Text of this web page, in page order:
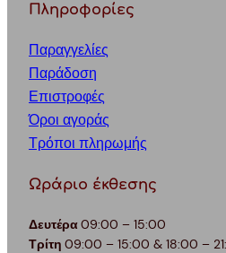
Πληροφορίες
Παραγγελίες
Παράδοση
Επιστροφές
Όροι αγοράς
Τρόποι πληρωμής
Ωράριο έκθεσης
Δευτέρα09:00 – 15:00
Τρίτη 09:00 – 15:00 & 18:00 –